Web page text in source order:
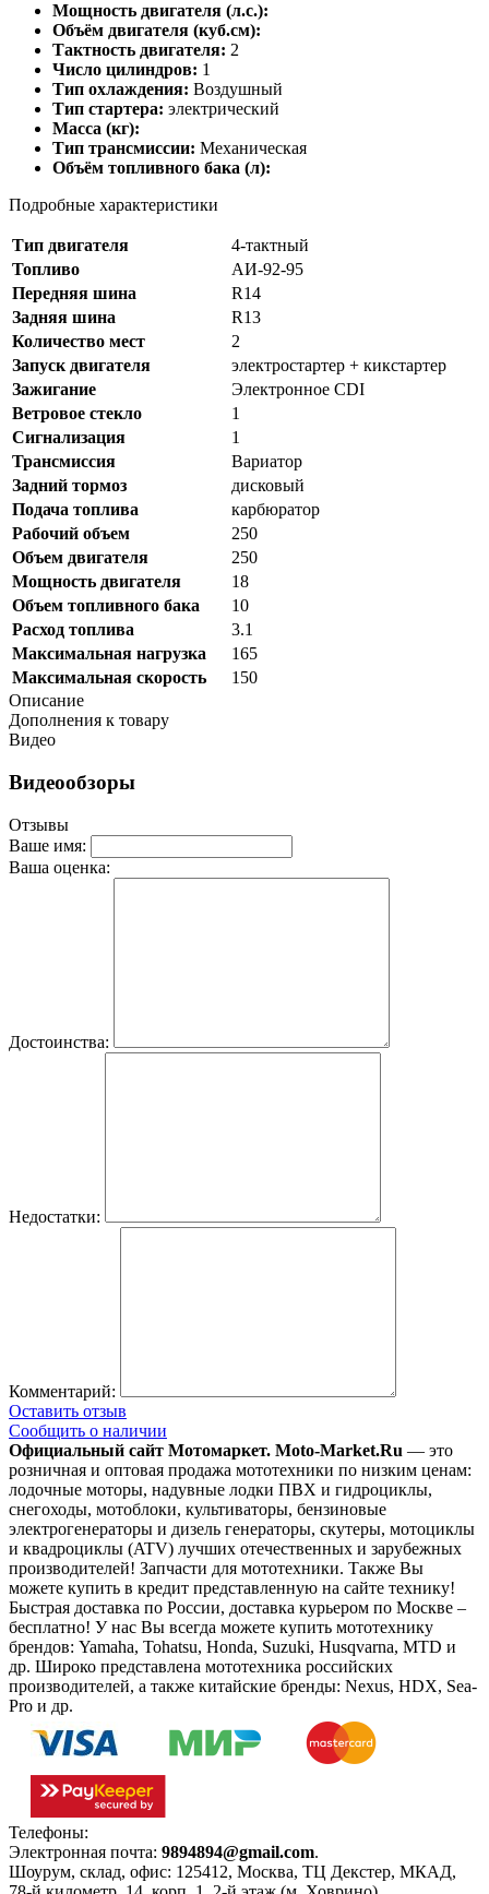
Мощность двигателя (л.с.):
Объём двигателя (куб.см):
Тактность двигателя: 2
Число цилиндров: 1
Тип охлаждения: Воздушный
Тип стартера: электрический
Масса (кг):
Тип трансмиссии: Механическая
Объём топливного бака (л):
Подробные характеристики
Тип двигателя
4-тактный
Топливо
АИ-92-95
Передняя шина
R14
Задняя шина
R13
Количество мест
2
Запуск двигателя
электростартер + кикстартер
Зажигание
Электронное CDI
Ветровое стекло
1
Сигнализация
1
Трансмиссия
Вариатор
Задний тормоз
дисковый
Подача топлива
карбюратор
Рабочий объем
250
Объем двигателя
250
Мощность двигателя
18
Объем топливного бака
10
Расход топлива
3.1
Максимальная нагрузка
165
Максимальная скорость
150
Описание
Дополнения к товару
Видео
Видеообзоры
Отзывы
Ваше имя:
Ваша оценка:
Достоинства:
Недостатки:
Комментарий:
Оставить отзыв
Сообщить о наличии
Официальный сайт Мотомаркет. Moto-Market.Ru — это
розничная и оптовая продажа мототехники по низким ценам:
лодочные моторы, надувные лодки ПВХ и гидроциклы,
снегоходы, мотоблоки, культиваторы, бензиновые
электрогенераторы и дизель генераторы, скутеры, мотоциклы
и квадроциклы (ATV) лучших отечественных и зарубежных
производителей! Запчасти для мототехники. Также Вы
можете купить в кредит представленную на сайте технику!
Быстрая доставка по России, доставка курьером по Москве –
бесплатно! У нас Вы всегда можете купить мототехнику
брендов: Yamaha, Tohatsu, Honda, Suzuki, Husqvarna, MTD и
др. Широко представлена мототехника российских
производителей, а также китайские бренды: Nexus, HDX, Sea-
Pro и др.
Телефоны:
Электронная почта: 9894894@gmail.com.
Шоурум, склад, офис: 125412, Москва, ТЦ Декстер, МКАД,